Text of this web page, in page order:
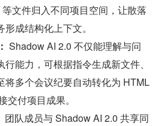
文件归入不同项目空间，让散落
成结构化上下文。
Shadow AI 2.0 不仅能理解与问
能力，可根据指令生成新文件、
将多个会议纪要自动转化为 HTML
交付项目成果。
团队成员与 Shadow AI 2.0 共享同